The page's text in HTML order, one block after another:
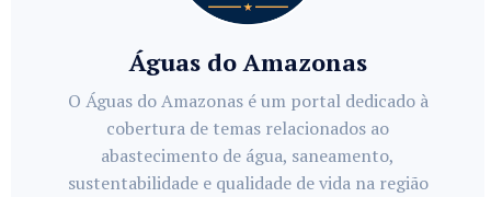
Águas do Amazonas
O Águas do Amazonas é um portal dedicado à
cobertura de temas relacionados ao
abastecimento de água, saneamento,
sustentabilidade e qualidade de vida na região